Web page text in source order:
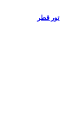
تور قطر